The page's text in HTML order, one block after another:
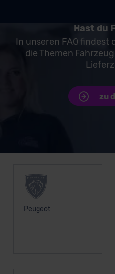
Datenschutzklauseln können
unserem
datenschutz@meinauto.de
Hast du
In unseren FAQ
die Themen
zu
Peugeot